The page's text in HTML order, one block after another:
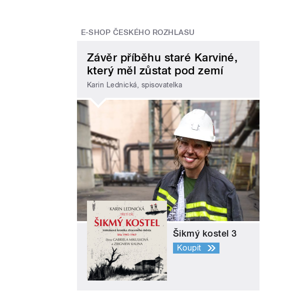
E-SHOP ČESKÉHO ROZHLASU
Závěr příběhu staré Karviné,
který měl zůstat pod zemí
Karin Lednická, spisovatelka
Šikmý kostel 3
Koupit